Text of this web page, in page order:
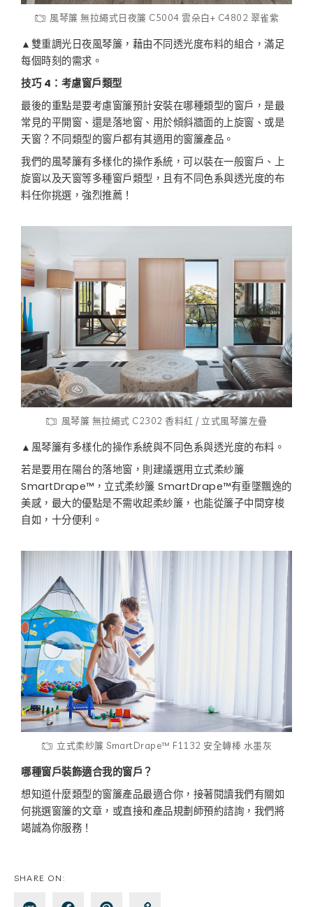
風琴簾 無拉繩式日夜簾 C5004 雲朵白+ C4802 翠雀紫
▲雙重調光日夜風琴簾，藉由不同透光度布料的組合，滿足
每個時刻的需求。
技巧 4：考慮窗戶類型
最後的重點是要考慮窗簾預計安裝在哪種類型的窗戶，是最
常見的平開窗、還是落地窗、用於傾斜牆面的上旋窗、或是
天窗？不同類型的窗戶都有其適用的窗簾產品。
我們的風琴簾有多樣化的操作系統，可以裝在一般窗戶、上
旋窗以及天窗等多種窗戶類型，且有不同色系與透光度的布
料任你挑選，強烈推薦！
風琴簾 無拉繩式 C2302 香料紅 / 立式風琴簾左疊
▲風琴簾有多樣化的操作系統與不同色系與透光度的布料。
若是要用在陽台的落地窗，則建議選用立式柔紗簾
SmartDrape™，立式柔紗簾 SmartDrape™有垂墜飄逸的
美感，最大的優點是不需收起柔紗簾，也能從簾子中間穿梭
自如，十分便利。
立式柔紗簾 SmartDrape™ F1132 安全轉棒 水墨灰
哪種窗戶裝飾適合我的窗戶？
想知道什麼類型的窗簾產品最適合你，接著閱讀我們有關如
何挑選窗簾的文章，或直接和產品規劃師預約諮詢，我們將
竭誠為你服務！
SHARE ON: